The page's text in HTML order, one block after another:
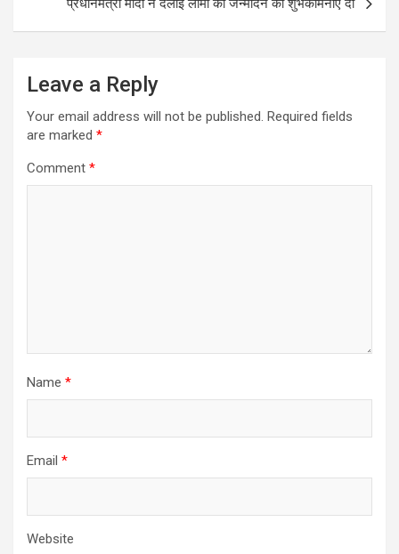
प्रधानमंत्री मोदी ने दलाई लामा को जन्मदिन की शुभकामनाएं दीं
Leave a Reply
Your email address will not be published. Required fields
are marked *
Comment *
Name *
Email *
Website